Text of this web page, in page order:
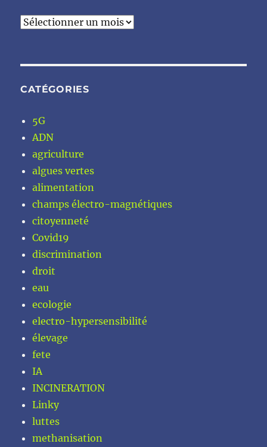
Archives
CATÉGORIES
5G
ADN
agriculture
algues vertes
alimentation
champs électro-magnétiques
citoyenneté
Covid19
discrimination
droit
eau
ecologie
electro-hypersensibilité
élevage
fete
IA
INCINERATION
Linky
luttes
methanisation